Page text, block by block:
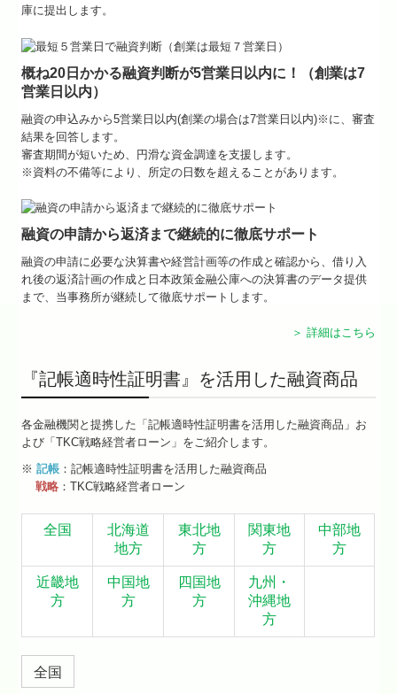
お問い合わせ
個人情報保護方針
庫に提出します。
概ね20日かかる融資判断が5営業日以内に！（創業は7
営業日以内）
融資の申込みから5営業日以内(創業の場合は7営業日以内)※に、審査
結果を回答します。
審査期間が短いため、円滑な資金調達を支援します。
※資料の不備等により、所定の日数を超えることがあります。
融資の申請から返済まで継続的に徹底サポート
融資の申請に必要な決算書や経営計画等の作成と確認から、借り入
れ後の返済計画の作成と日本政策金融公庫への決算書のデータ提供
まで、当事務所が継続して徹底サポートします。
＞ 詳細はこちら
『記帳適時性証明書』を活用した融資商品
各金融機関と提携した「記帳適時性証明書を活用した融資商品」お
よび「TKC戦略経営者ローン」をご紹介します。
※記帳 ：記帳適時性証明書を活用した融資商品
戦略 ：TKC戦略経営者ローン
全国
北海道
地方
東北地
方
関東地
方
中部地
方
近畿地
方
中国地
方
四国地
方
九州・
沖縄地
方
全国